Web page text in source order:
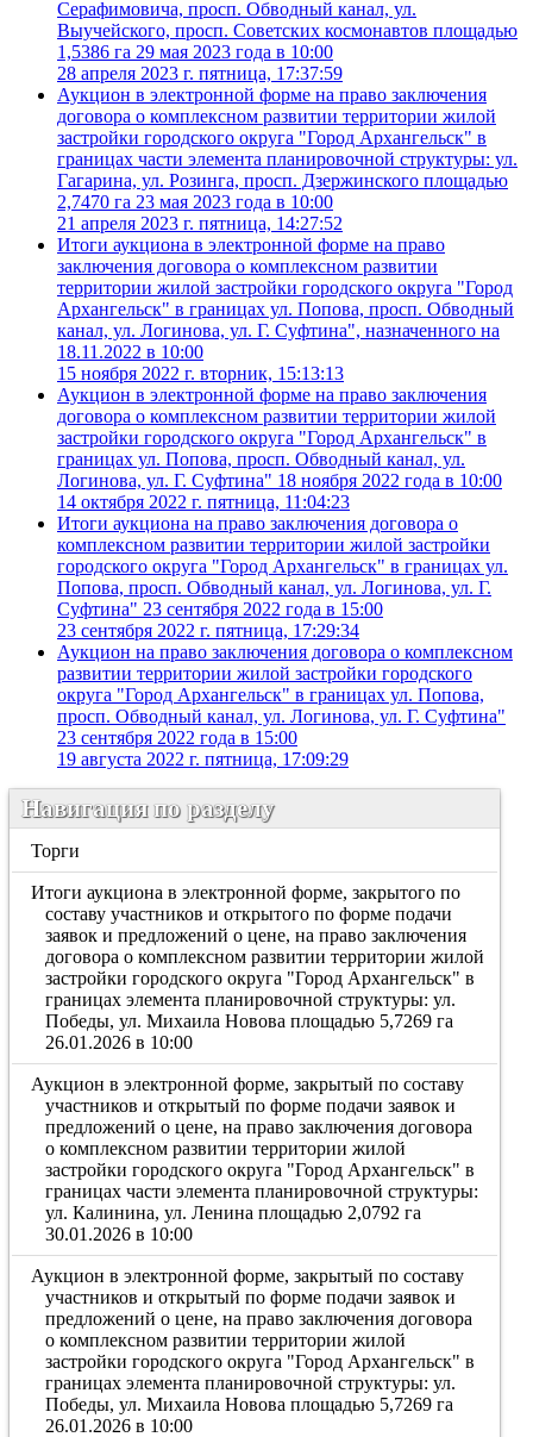
Серафимовича, просп. Обводный канал, ул.
Выучейского, просп. Советских космонавтов площадью
1,5386 га 29 мая 2023 года в 10:00
28 апреля 2023 г. пятница, 17:37:59
Аукцион в электронной форме на право заключения
договора о комплексном развитии территории жилой
застройки городского округа "Город Архангельск" в
границах части элемента планировочной структуры: ул.
Гагарина, ул. Розинга, просп. Дзержинского площадью
2,7470 га 23 мая 2023 года в 10:00
21 апреля 2023 г. пятница, 14:27:52
Итоги аукциона в электронной форме на право
заключения договора о комплексном развитии
территории жилой застройки городского округа "Город
Архангельск" в границах ул. Попова, просп. Обводный
канал, ул. Логинова, ул. Г. Суфтина", назначенного на
18.11.2022 в 10:00
15 ноября 2022 г. вторник, 15:13:13
Аукцион в электронной форме на право заключения
договора о комплексном развитии территории жилой
застройки городского округа "Город Архангельск" в
границах ул. Попова, просп. Обводный канал, ул.
Логинова, ул. Г. Суфтина" 18 ноября 2022 года в 10:00
14 октября 2022 г. пятница, 11:04:23
Итоги аукциона на право заключения договора о
комплексном развитии территории жилой застройки
городского округа "Город Архангельск" в границах ул.
Попова, просп. Обводный канал, ул. Логинова, ул. Г.
Суфтина" 23 сентября 2022 года в 15:00
23 сентября 2022 г. пятница, 17:29:34
Аукцион на право заключения договора о комплексном
развитии территории жилой застройки городского
округа "Город Архангельск" в границах ул. Попова,
просп. Обводный канал, ул. Логинова, ул. Г. Суфтина"
23 сентября 2022 года в 15:00
19 августа 2022 г. пятница, 17:09:29
Навигация по разделу
Торги
Итоги аукциона в электронной форме, закрытого по
составу участников и открытого по форме подачи
заявок и предложений о цене, на право заключения
договора о комплексном развитии территории жилой
застройки городского округа "Город Архангельск" в
границах элемента планировочной структуры: ул.
Победы, ул. Михаила Новова площадью 5,7269 га
26.01.2026 в 10:00
Аукцион в электронной форме, закрытый по составу
участников и открытый по форме подачи заявок и
предложений о цене, на право заключения договора
о комплексном развитии территории жилой
застройки городского округа "Город Архангельск" в
границах части элемента планировочной структуры:
ул. Калинина, ул. Ленина площадью 2,0792 га
30.01.2026 в 10:00
Аукцион в электронной форме, закрытый по составу
участников и открытый по форме подачи заявок и
предложений о цене, на право заключения договора
о комплексном развитии территории жилой
застройки городского округа "Город Архангельск" в
границах элемента планировочной структуры: ул.
Победы, ул. Михаила Новова площадью 5,7269 га
26.01.2026 в 10:00